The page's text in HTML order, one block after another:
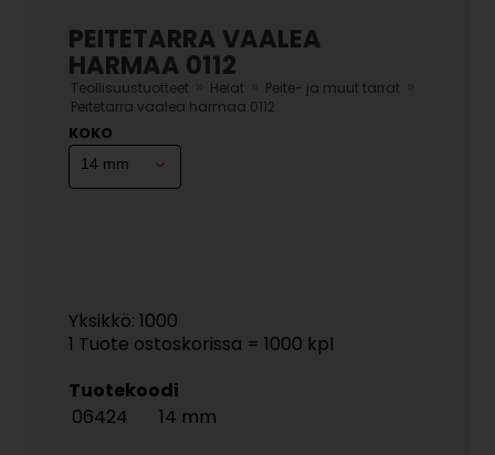
PEITETARRA VAALEA
HARMAA 0112
Teollisuustuotteet Helat Peite- ja muut tarrat
Peitetarra vaalea harmaa 0112
KOKO
Yksikkö: 1000
1 Tuote ostoskorissa = 1000 kpl
Tuotekoodi
06424
14 mm